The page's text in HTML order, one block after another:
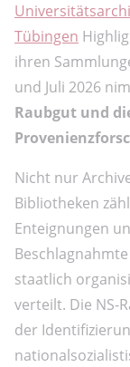
Tübingen
ihren
und Juli 2026
Raubgut und
Nicht nur
Bibliotheken
Enteignungen
staatlich
verteilt. Die NS-
der